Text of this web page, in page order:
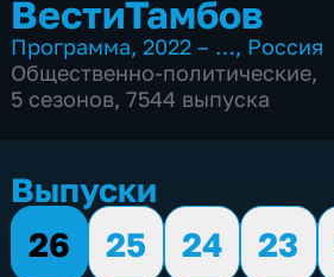
ВестиТамбов
Программа,2022 – …, Россия
Общественно-политические,
5 сезонов, 7544 выпуска
Выпуски
26
25 24 23